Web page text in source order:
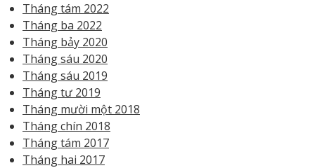
Tháng tám 2022
Tháng ba 2022
Tháng bảy 2020
Tháng sáu 2020
Tháng sáu 2019
Tháng tư 2019
Tháng mười một 2018
Tháng chín 2018
Tháng tám 2017
Tháng hai 2017